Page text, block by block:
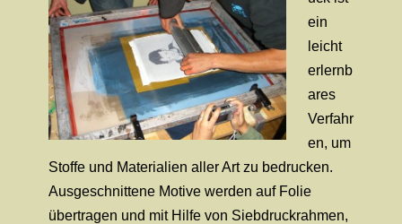
ein
leicht
erlernb
ares
Verfahr
en, um
Stoffe und Materialien aller Art zu bedrucken.
Ausgeschnittene Motive werden auf Folie
übertragen und mit Hilfe von Siebdruckrahmen,